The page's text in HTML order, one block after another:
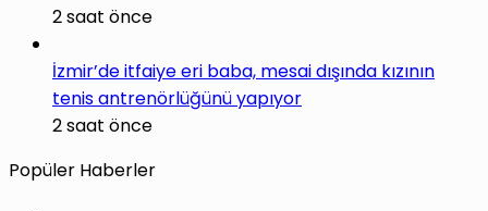
2 saat önce
İzmir’de itfaiye eri baba, mesai dışında kızının
tenis antrenörlüğünü yapıyor
2 saat önce
Popüler Haberler